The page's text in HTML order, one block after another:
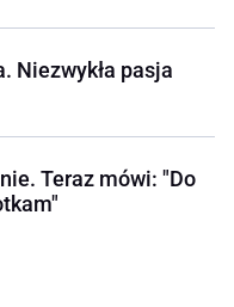
Niezwykła pasja
Teraz mówi: "Do